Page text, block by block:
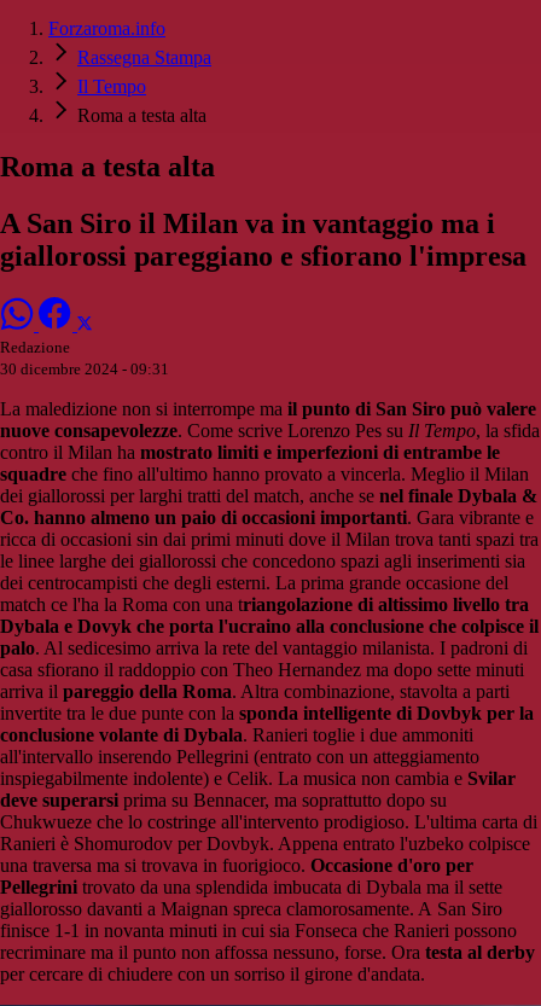
Forzaroma.info
Rassegna Stampa
Il Tempo
Roma a testa alta
Roma a testa alta
A San Siro il Milan va in vantaggio ma i
giallorossi pareggiano e sfiorano l'impresa
Redazione
30 dicembre 2024 - 09:31
La maledizione non si interrompe ma il punto di San Siro può valere
nuove consapevolezze. Come scrive Lorenzo Pes su Il Tempo, la sfida
contro il Milan ha mostrato limiti e imperfezioni di entrambe le
squadre che fino all'ultimo hanno provato a vincerla. Meglio il Milan
dei giallorossi per larghi tratti del match, anche se nel finale Dybala &
Co. hanno almeno un paio di occasioni importanti. Gara vibrante e
ricca di occasioni sin dai primi minuti dove il Milan trova tanti spazi tra
le linee larghe dei giallorossi che concedono spazi agli inserimenti sia
dei centrocampisti che degli esterni. La prima grande occasione del
match ce l'ha la Roma con una triangolazione di altissimo livello tra
Dybala e Dovyk che porta l'ucraino alla conclusione che colpisce il
palo. Al sedicesimo arriva la rete del vantaggio milanista. I padroni di
casa sfiorano il raddoppio con Theo Hernandez ma dopo sette minuti
arriva il pareggio della Roma. Altra combinazione, stavolta a parti
invertite tra le due punte con la sponda intelligente di Dovbyk per la
conclusione volante di Dybala. Ranieri toglie i due ammoniti
all'intervallo inserendo Pellegrini (entrato con un atteggiamento
inspiegabilmente indolente) e Celik. La musica non cambia e Svilar
deve superarsi prima su Bennacer, ma soprattutto dopo su
Chukwueze che lo costringe all'intervento prodigioso. L'ultima carta di
Ranieri è Shomurodov per Dovbyk. Appena entrato l'uzbeko colpisce
una traversa ma si trovava in fuorigioco. Occasione d'oro per
Pellegrini trovato da una splendida imbucata di Dybala ma il sette
giallorosso davanti a Maignan spreca clamorosamente. A San Siro
finisce 1-1 in novanta minuti in cui sia Fonseca che Ranieri possono
recriminare ma il punto non affossa nessuno, forse. Ora testa al derby
per cercare di chiudere con un sorriso il girone d'andata.